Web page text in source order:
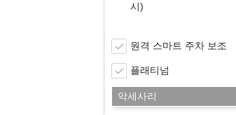
시)
원격 스마트 주차 보조
플래티넘
악세사리